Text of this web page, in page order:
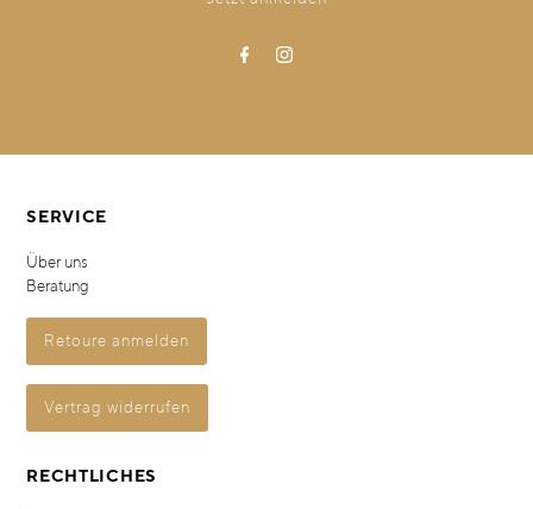
SERVICE
Über uns
Beratung
Retoure anmelden
Vertrag widerrufen
RECHTLICHES